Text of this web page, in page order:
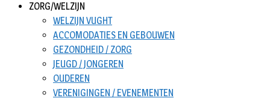
ZORG/WELZIJN
WELZIJN VUGHT
ACCOMODATIES EN GEBOUWEN
GEZONDHEID / ZORG
JEUGD / JONGEREN
OUDEREN
VERENIGINGEN / EVENEMENTEN